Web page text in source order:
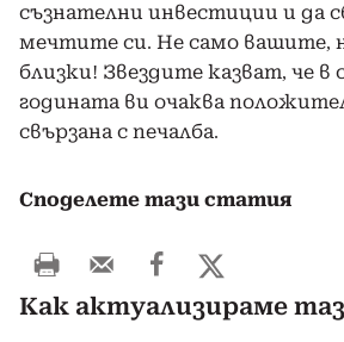
съзнателни инвестиции и да
мечтите си. Не само вашите,
близки! Звездите казват, че в
годината ви очаква
свързана с печалба.
Споделете тази статия
Как актуализираме